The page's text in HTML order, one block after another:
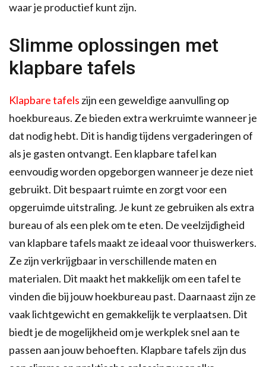
waar je productief kunt zijn.
Slimme oplossingen met
klapbare tafels
Klapbare tafels zijn een geweldige aanvulling op
hoekbureaus. Ze bieden extra werkruimte wanneer je
dat nodig hebt. Dit is handig tijdens vergaderingen of
als je gasten ontvangt. Een klapbare tafel kan
eenvoudig worden opgeborgen wanneer je deze niet
gebruikt. Dit bespaart ruimte en zorgt voor een
opgeruimde uitstraling. Je kunt ze gebruiken als extra
bureau of als een plek om te eten. De veelzijdigheid
van klapbare tafels maakt ze ideaal voor thuiswerkers.
Ze zijn verkrijgbaar in verschillende maten en
materialen. Dit maakt het makkelijk om een tafel te
vinden die bij jouw hoekbureau past. Daarnaast zijn ze
vaak lichtgewicht en gemakkelijk te verplaatsen. Dit
biedt je de mogelijkheid om je werkplek snel aan te
passen aan jouw behoeften. Klapbare tafels zijn dus